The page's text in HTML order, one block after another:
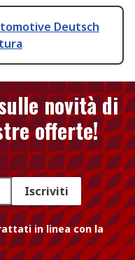
Deutsch
novità di
offerte!
Iscriviti
in linea con la